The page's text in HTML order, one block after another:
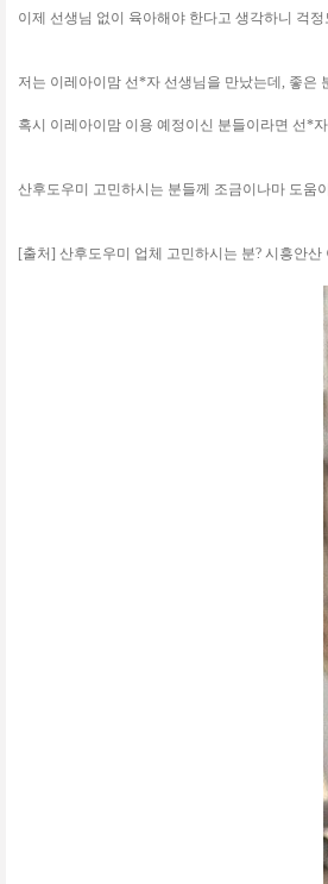
이제 선생님 없이 육아해야 한다고 생각하니 걱
저는 이레아이맘 선*자 선생님을 만났는데, 좋은
혹시 이레아이맘 이용 예정이신 분들이라면 선*
산후도우미 고민하시는 분들께 조금이나마 도움
[출처] 산후도우미 업체 고민하시는 분? 시흥안